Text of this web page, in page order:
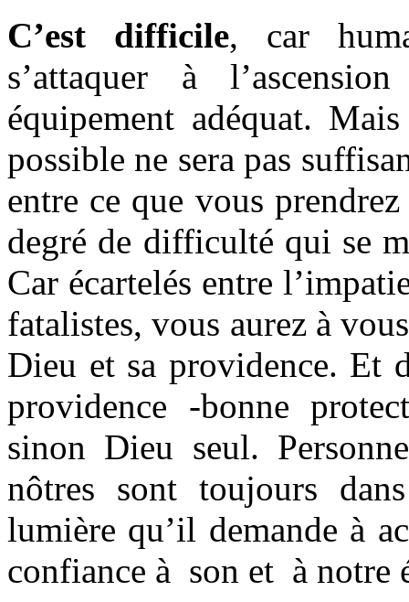
C’est difficile, car
s’attaquer à
équipement adéquat.
possible ne sera pas
entre ce que vous
degré de difficulté qui se
Car écartelés entre
fatalistes, vous aurez à
Dieu et sa providence. Et
providence -bonne
sinon Dieu seul.
nôtres sont toujours
lumière qu’il demande à
confiance à son et à notre